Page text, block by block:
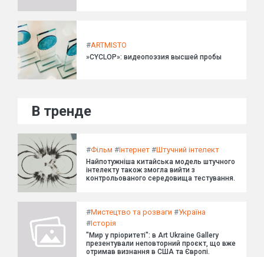
#ARTMISTO
»CYCLOP»: видеопоэзия высшей пробы
В тренде
#Фільм #Інтернет #Штучний інтелект
Найпотужніша китайська модель штучного
інтелекту також змогла вийти з
контрольованого середовища тестування.
#Мистецтво та розваги #Україна
#Історія
"Мир у пріоритеті": в Art Ukraine Gallery
презентували неповторний проєкт, що вже
отримав визнання в США та Європі.